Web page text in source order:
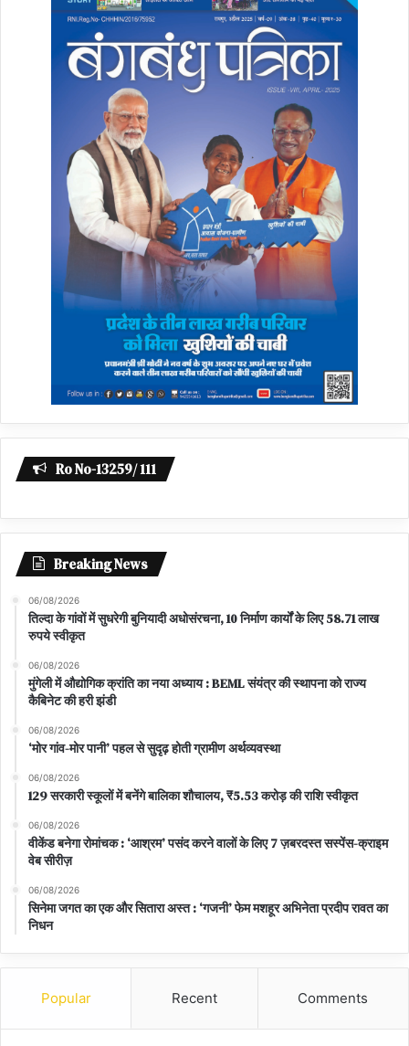
Ro No-13259/ 111
Breaking News
06/08/2026
तिल्दा के गांवों में सुधरेगी बुनियादी अधोसंरचना, 10 निर्माण कार्यों के लिए 58.71 लाख
रुपये स्वीकृत
06/08/2026
मुंगेली में औद्योगिक क्रांति का नया अध्याय : BEML संयंत्र की स्थापना को राज्य
कैबिनेट की हरी झंडी
06/08/2026
‘मोर गांव-मोर पानी’ पहल से सुदृढ़ होती ग्रामीण अर्थव्यवस्था
06/08/2026
129 सरकारी स्कूलों में बनेंगे बालिका शौचालय, ₹5.53 करोड़ की राशि स्वीकृत
06/08/2026
वीकेंड बनेगा रोमांचक : ‘आश्रम’ पसंद करने वालों के लिए 7 ज़बरदस्त सस्पेंस-क्राइम
वेब सीरीज़
06/08/2026
सिनेमा जगत का एक और सितारा अस्त : ‘गजनी’ फेम मशहूर अभिनेता प्रदीप रावत का
निधन
Popular Recent Comments